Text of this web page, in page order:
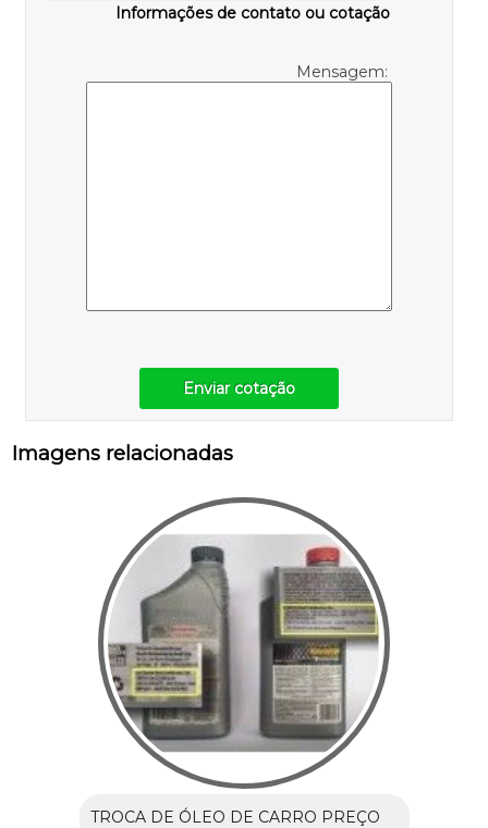
Informações de contato ou cotação
Mensagem:
Enviar cotação
Imagens relacionadas
TROCA DE ÓLEO DE CARRO PREÇO